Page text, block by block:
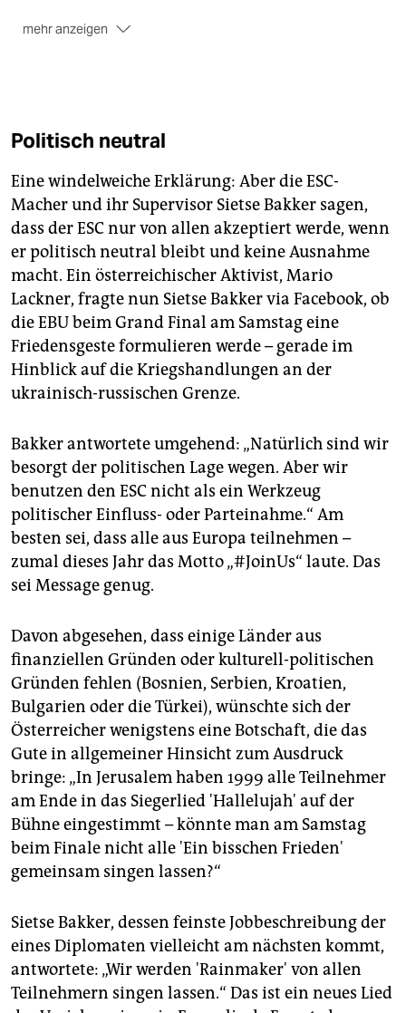
mehr anzeigen
Politisch neutral
Eine windelweiche Erklärung: Aber die ESC-
Macher und ihr Supervisor Sietse Bakker sagen,
dass der ESC nur von allen akzeptiert werde, wenn
er politisch neutral bleibt und keine Ausnahme
macht. Ein österreichischer Aktivist, Mario
Lackner, fragte nun Sietse Bakker via Facebook, ob
die EBU beim Grand Final am Samstag eine
Friedensgeste formulieren werde – gerade im
Hinblick auf die Kriegshandlungen an der
ukrainisch-russischen Grenze.
Bakker antwortete umgehend: „Natürlich sind wir
besorgt der politischen Lage wegen. Aber wir
benutzen den ESC nicht als ein Werkzeug
politischer Einfluss- oder Parteinahme.“ Am
besten sei, dass alle aus Europa teilnehmen –
zumal dieses Jahr das Motto „#JoinUs“ laute. Das
sei Message genug.
Davon abgesehen, dass einige Länder aus
finanziellen Gründen oder kulturell-politischen
Gründen fehlen (Bosnien, Serbien, Kroatien,
Bulgarien oder die Türkei), wünschte sich der
Österreicher wenigstens eine Botschaft, die das
Gute in allgemeiner Hinsicht zum Ausdruck
bringe: „In Jerusalem haben 1999 alle Teilnehmer
am Ende in das Siegerlied 'Hallelujah' auf der
Bühne eingestimmt – könnte man am Samstag
beim Finale nicht alle 'Ein bisschen Frieden'
gemeinsam singen lassen?“
Sietse Bakker, dessen feinste Jobbeschreibung der
eines Diplomaten vielleicht am nächsten kommt,
antwortete: „Wir werden 'Rainmaker' von allen
Teilnehmern singen lassen.“ Das ist ein neues Lied